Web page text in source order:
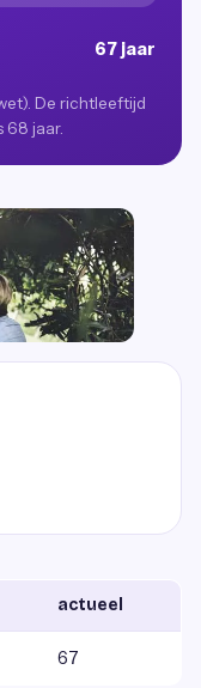
67 jaar
De richtleeftijd
68 jaar.
actueel
67